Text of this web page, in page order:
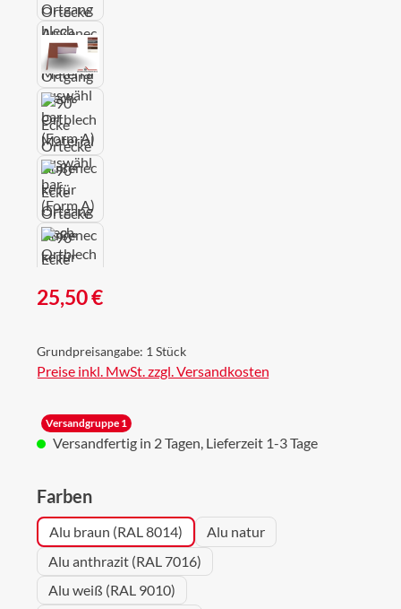
Regulärer Preis:
25,50 €
Grundpreisangabe: 1 Stück
Preise inkl. MwSt. zzgl. Versandkosten
Versandgruppe 1
Versandfertig in 2 Tagen, Lieferzeit 1-3 Tage
Farbenauswählen
Alu braun (RAL 8014)
Alu natur
Alu anthrazit (RAL 7016)
Alu weiß (RAL 9010)